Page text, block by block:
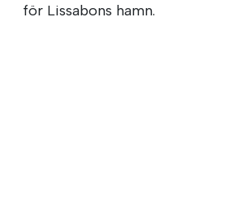
för Lissabons hamn.